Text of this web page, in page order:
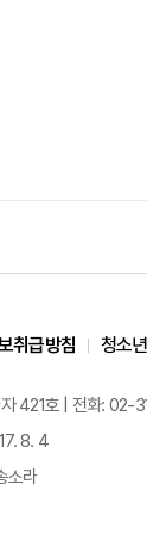
취급방침 청소
자 421호 | 전화:
8. 4
소라